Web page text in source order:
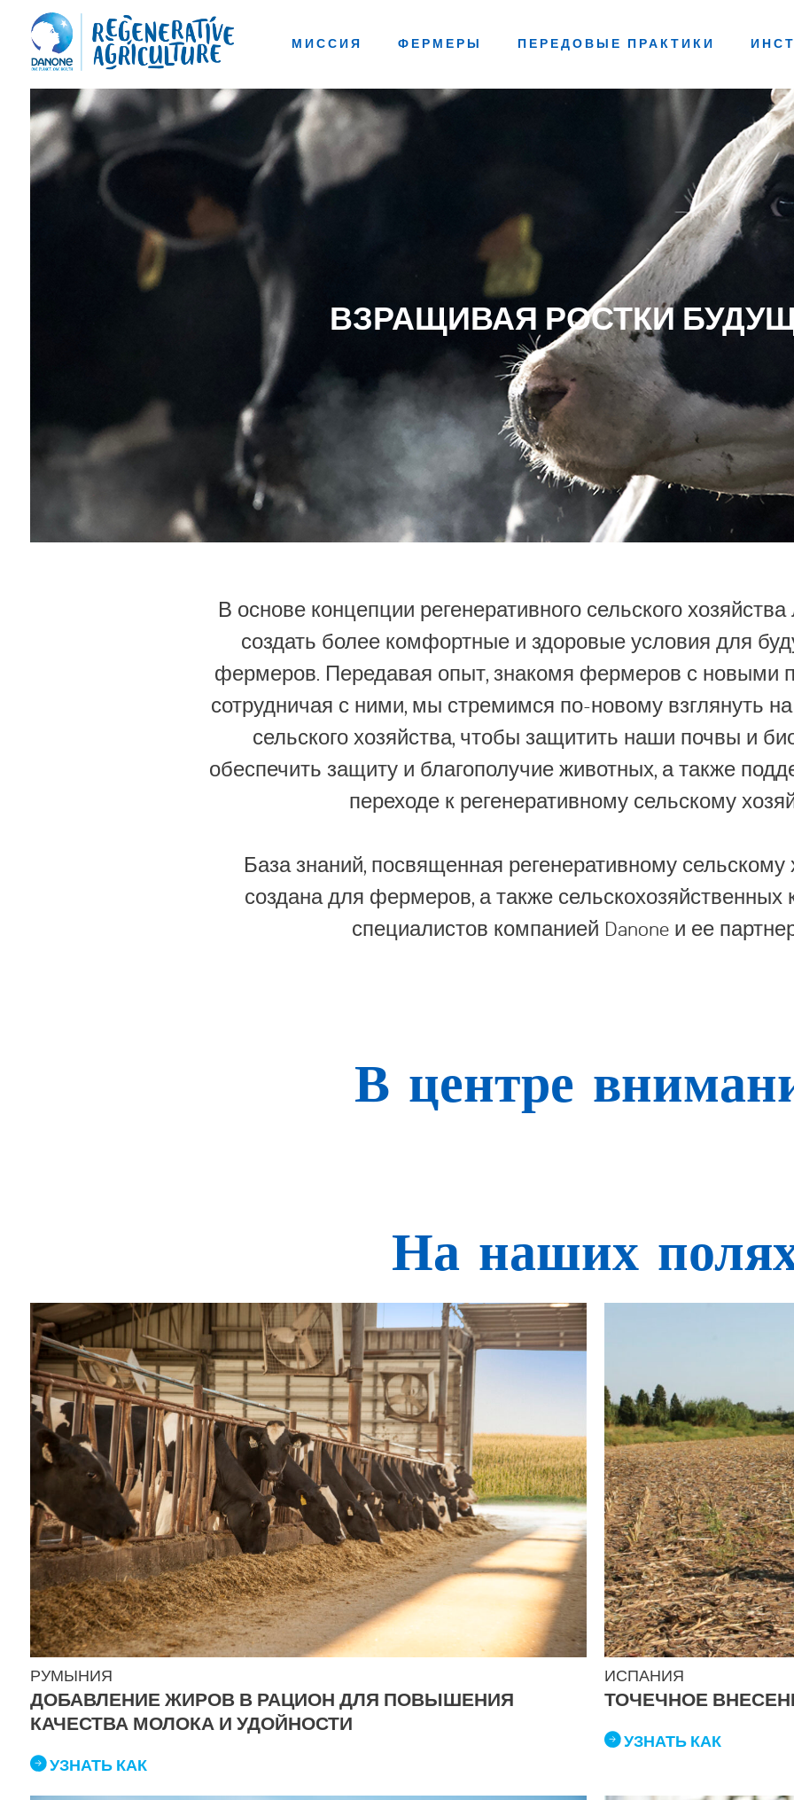
МИССИЯ ФЕРМЕРЫ ПЕРЕДОВЫЕ ПРАКТИКИ
ВЗРАЩИВАЯ РОСТКИ
В основе концепции регенеративного сельского
создать более комфортные и здоровые условия для
фермеров. Передавая опыт, знакомя фермеров с новыми
сотрудничая с ними, мы стремимся по-новому взглянуть
сельского хозяйства, чтобы защитить наши почвы и
обеспечить защиту и благополучие животных, а также
переходе к регенеративному сельскому
База знаний, посвященная регенеративному сельскому
создана для фермеров, а также сельскохозяйственных
специалистов компанией Danone и ее
В центре
На наших
РУМЫНИЯ
ДОБАВЛЕНИЕ ЖИРОВ В РАЦИОН ДЛЯ ПОВЫШЕНИЯ
КАЧЕСТВА МОЛОКА И УДОЙНОСТИ
УЗНАТЬ КАК
ИСПАНИЯ
ТОЧЕЧНОЕ
УЗНАТЬ КАК